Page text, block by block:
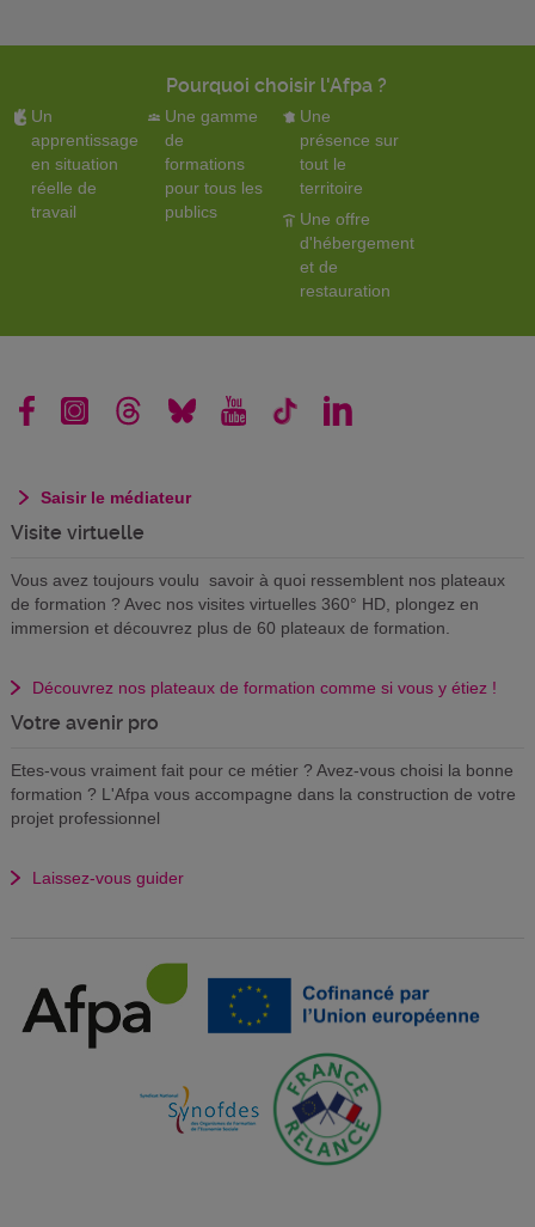
Pourquoi choisir l'Afpa ?
Un
apprentissage
en situation
réelle de
travail
Une gamme
de
formations
pour tous les
publics
Une
présence sur
tout le
territoire
Une offre
d'hébergement
et de
restauration
Saisir le médiateur
Visite virtuelle
Vous avez toujours voulu savoir à quoi ressemblent nos plateaux
de formation ? Avec nos visites virtuelles 360° HD, plongez en
immersion et découvrez plus de 60 plateaux de formation.
Découvrez nos plateaux de formation comme si vous y étiez !
Votre avenir pro
Etes-vous vraiment fait pour ce métier ? Avez-vous choisi la bonne
formation ? L'Afpa vous accompagne dans la construction de votre
projet professionnel
Laissez-vous guider